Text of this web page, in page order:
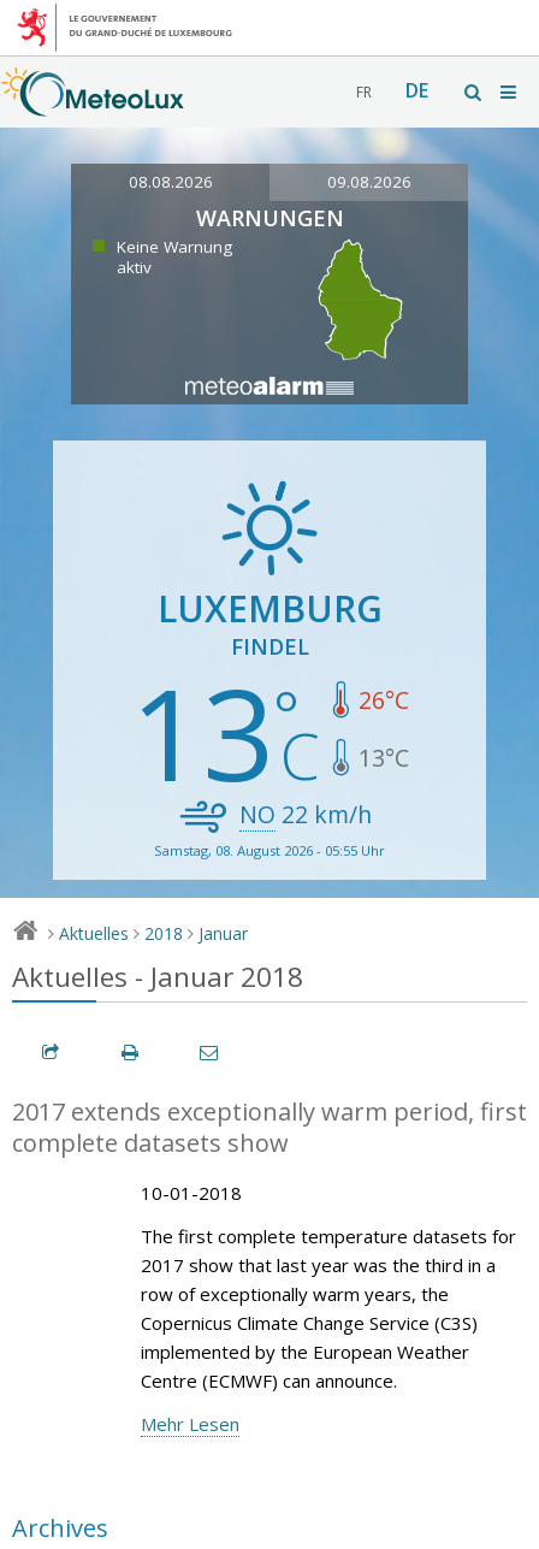
FR DE
08.08.2026 09.08.2026
WARNUNGEN
Keine Warnung
aktiv
LUXEMBURG
FINDEL
13 26°C
13°C
NO 22 km/h
Samstag, 08. August 2026 - 05:55 Uhr
> Aktuelles > 2018 > Januar
Aktuelles - Januar 2018
2017 extends exceptionally warm period, first
complete datasets show
10-01-2018
The first complete temperature datasets for
2017 show that last year was the third in a
row of exceptionally warm years, the
Copernicus Climate Change Service (C3S)
implemented by the European Weather
Centre (ECMWF) can announce.
Mehr Lesen
Archives